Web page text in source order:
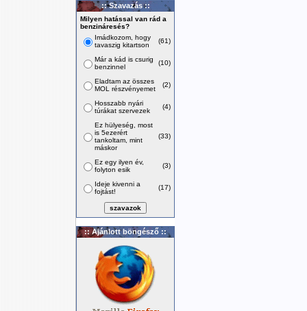
:: Szavazás ::
Milyen hatással van rád a
benzináresés?
Imádkozom, hogy
tavaszig kitartson
(61)
Már a kád is csurig
benzinnel
(10)
Eladtam az összes
MOL részvényemet
(2)
Hosszabb nyári
túrákat szervezek
(4)
Ez hülyeség, most
is 5ezerért
tankoltam, mint
máskor
(33)
Ez egy ilyen év,
folyton esik
(3)
Ideje kivenni a
fojtást!
(17)
:: Ajánlott böngésző ::